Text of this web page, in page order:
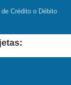
Crédito o Débito